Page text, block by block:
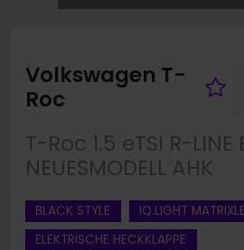
Volkswagen T-
Roc
T-Roc 1.5 eTSI R-LINE
NEUESMODELL AHK
BLACK STYLE
IQ.LIGHT
ELEKTRISCHE HECKKLAPPE